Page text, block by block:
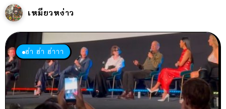
เหมียวหง่าว
ฮ่า ฮ่า ฮ่าาา